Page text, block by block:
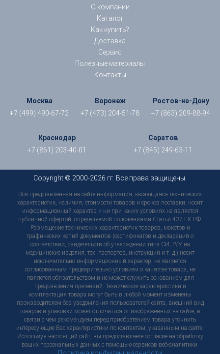
О компании
Каталог
Как купить?
Доставка
Сервис
Полезные материалы
Контакты
Москва
+7 (499) 490-67-72
Воронеж
+7 (473) 204-51-78
Ростов-на-Дону
+7 (863) 209-88-94
Краснодар
+7 (861) 203-40-01
Саратов
+7 (845) 249-63-11
Copyright © 2000-2026 гг. Все права защищены.
Вся представленная на сайте информация, касающаяся технических
характеристик, наличия, стоимости товаров и сроков поставки, носит
информационный характер и ни при каких условиях не является
публичной офертой, определяемой положениями Статьи 437 ГК РФ.
Размещение технических характеристик товаров, макетов и
графических копий документов (сертификатов и деклараций о
соответствии, свидетельств об утверждении типа СИ, Р/У на
медицинские изделия, тех. паспортов, инструкций и т. д.) носит
исключительно информационный характер, не является
согласованным предварительно условием о качестве товара, не
является обязательством и не может служить основанием для
предъявления претензий. Технические характеристики и
комплектация товара могут быть в любой момент изменены
производителем без уведомления пользователей сайта, внешний вид
товаров и упаковки может отличаться от изображенных на сайте, в
связи с чем рекомендуем перед приобретением товара уточнить
интересующие Вас характеристики по контактам, указанным на сайте.
Используя настоящий сайт, вы предоставляете согласие на обработку
ваших персональных данных с помощью сервисов веб-аналитики.